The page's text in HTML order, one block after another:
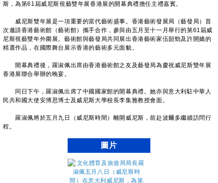
斯，為第61屆威尼斯視藝雙年展香港展的開幕典禮擔任主禮嘉賓。
威尼斯雙年展是一項重要的當代藝術盛事。香港藝術發展局（藝發局）首
次邀請香港藝術館（藝術館）攜手合作，參與由五月至十一月舉行的第61屆威
尼斯視藝雙年外圍展。藝術館與藝發局共同展出香港藝術家伍韶勁及許開嬌的
精選作品，在國際舞台展示香港的藝術多元面貌。
開幕典禮後，羅淑佩出席由香港藝術館之友及藝發局為慶祝威尼斯雙年展
香港展聯合舉辦的晚宴。
同日下午，羅淑佩出席了中國國家館的開幕典禮。她亦與意大利駐中華人
民共和國大使安博思博士及威尼斯大學校長李集雅教授會面。
羅淑佩將於五月九日（威尼斯時間）離開威尼斯，前赴波爾多繼續訪問行
程。
圖片